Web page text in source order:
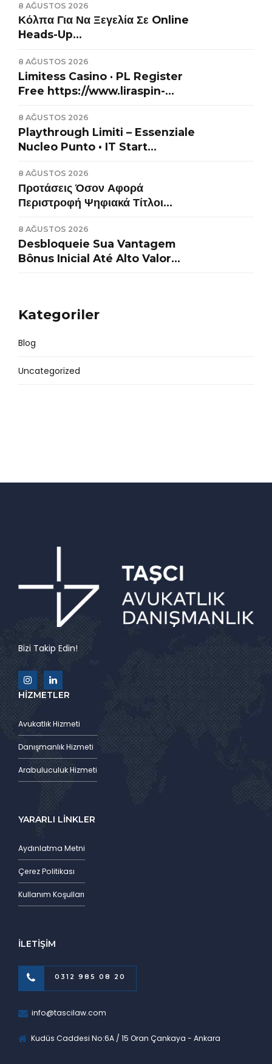
8 AĞUSTOS 2026
Κόλπα Για Να Ξεγελία Σε Online
Heads-Up
κράτος μέλος της Ευρωπαϊκής
Ένωσης Start Winning
8 AĞUSTOS 2026
Limitess Casino · PL Register
Free https://www.liraspin-
8 AĞUSTOS 2026
Playthrough Limiti – Essenziale
Nucleo Punto • IT Start
https://www.maniacasino-
it.com/
8 AĞUSTOS 2026
Προτάσεις Όσον Αφορά
Περιστροφή Ψηφιακά Τίτλοι
Luck Big Clash Casino
8 AĞUSTOS 2026
Desbloqueie Sua Vantagem
Bônus Inicial Até Alto Valor
Kategoriler
Blog
Uncategorized
Bizi Takip Edin!
HİZMETLER
Avukatlık Hizmeti
Danışmanlık Hizmeti
Arabuluculuk Hizmeti
YARARLI LİNKLER
Aydınlatma Metni
Çerez Politikası
Kullanım Koşulları
İLETİŞİM
0312 985 08 20
info@tascilaw.com
Kudüs Caddesi No:6A / 15 Oran Çankaya - Ankara